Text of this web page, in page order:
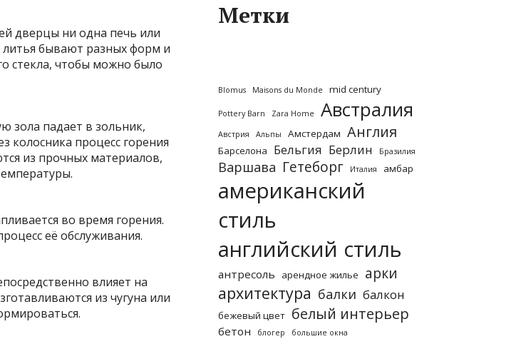
дверцы ни одна печь или
бывают разных форм и
стекла, чтобы можно было
зола падает в зольник,
колосника процесс горения
из прочных материалов,
во время горения.
её обслуживания.
влияет на
из чугуна или
Метки
Blomus Maisons du Monde mid century
Pottery Barn Zara Home Австралия
Австрия Альпы Амстердам Англия
Барселона Бельгия Берлин Бразилия
Варшава Гетеборг Италия амбар
американский
стиль
английский стиль
антресоль арендное жилье арки
архитектура балки балкон
бежевый цвет белый интерьер
бетон блогер
большие окна